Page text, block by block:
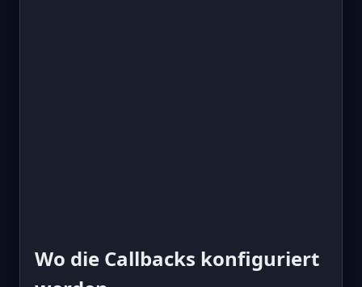
Wo die Callbacks konfiguriert